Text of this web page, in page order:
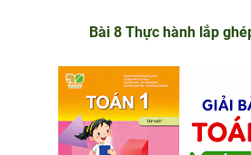
Bài 8 Thực hành lắp